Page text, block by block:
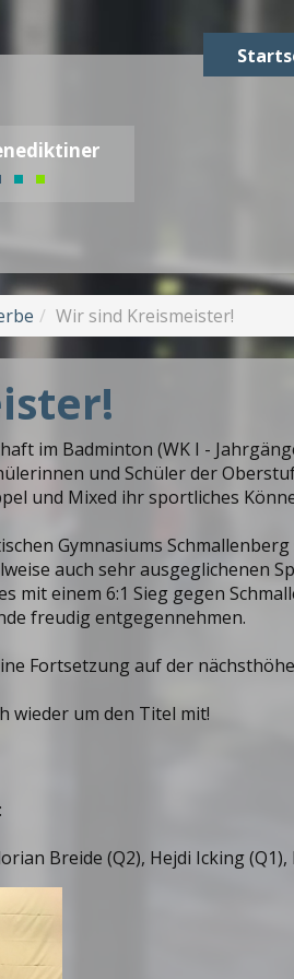
Wir sind Kreismeister!
im Badminton (WK I -
und Schüler der
und Mixed ihr sportliches
Gymnasiums Schmallenberg
auch sehr ausgeglichenen
mit einem 6:1 Sieg gegen
freudig entgegennehmen.
Fortsetzung auf der
wieder um den Titel mit!
Breide (Q2), Hejdi Icking